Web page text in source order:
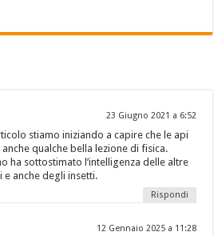
23 Giugno 2021 a 6:52
stiamo iniziando a capire che le api
qualche bella lezione di fisica.
ha sottostimato l’intelligenza delle altre
e anche degli insetti.
Rispondi
12 Gennaio 2025 a 11:28